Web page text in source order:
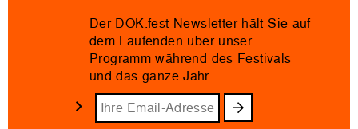
Der DOK.fest Newsletter hält Sie auf
dem Laufenden über unser
Programm während des Festivals
und das ganze Jahr.